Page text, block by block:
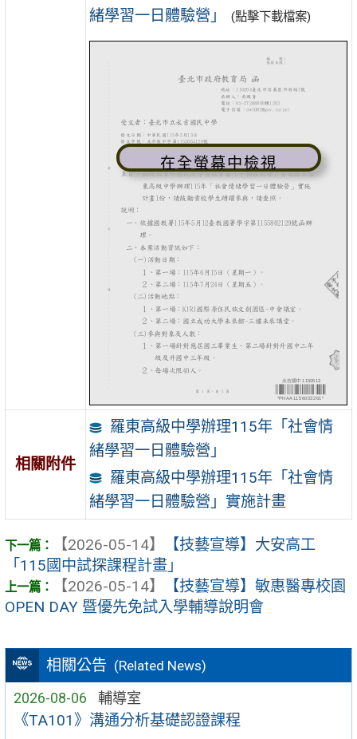
相關公告 (Related News)
2026-08-06 輔導室
《TA101》溝通分析基礎認證課程
緒學習一日體驗營」
(點擊下載檔案)
在全螢幕中檢視
相關附件
羅東高級中學辦理115年「社會情
緒學習一日體驗營」
羅東高級中學辦理115年「社會情
緒學習一日體驗營」實施計畫
【2026-05-14】
【技藝宣導】大安高工
「115國中試探課程計畫」
【2026-05-14】
【技藝宣導】敏惠醫專校園
OPEN DAY 暨優先免試入學輔導說明會